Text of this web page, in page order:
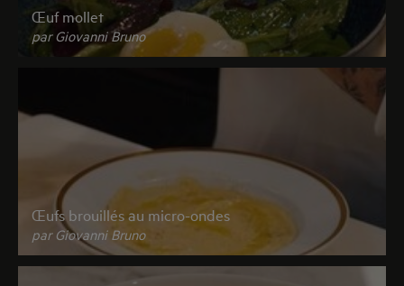
Œuf mollet
par Giovanni Bruno
Œufs brouillés au micro-ondes
par Giovanni Bruno